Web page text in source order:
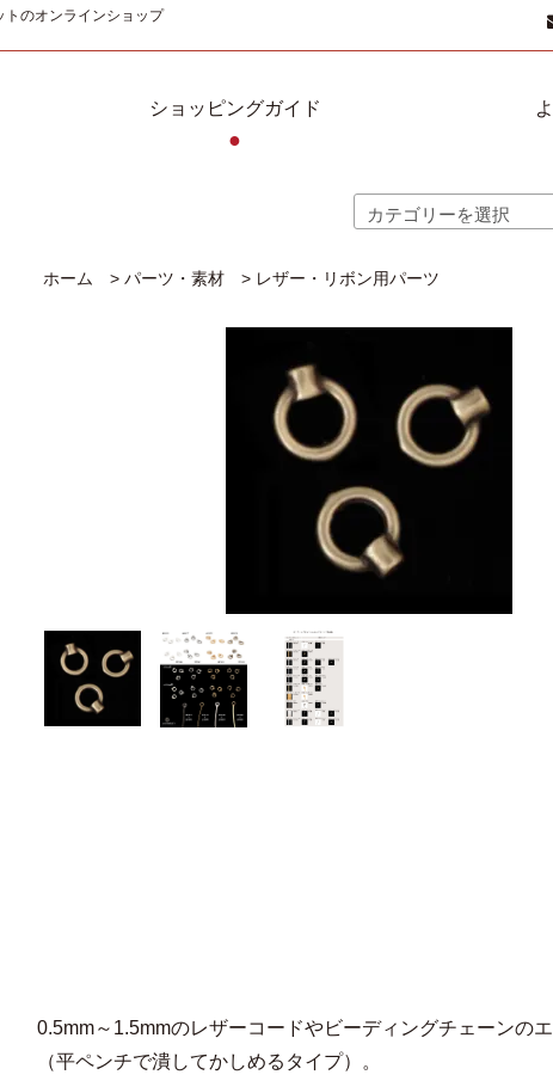
トのオンラインショップ
ショッピングガイド
●
ホーム > パーツ・素材 > レザー・リボン用パーツ
0.5mm～1.5mmのレザーコードやビーディングチェーンの
（平ペンチで潰してかしめるタイプ）。